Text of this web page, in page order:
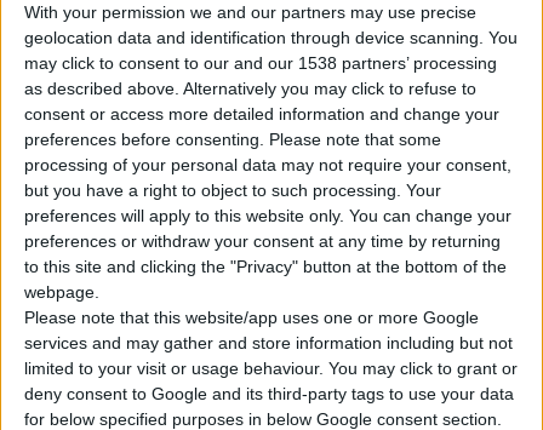
With your permission we and our partners may use precise
geolocation data and identification through device scanning. You
may click to consent to our and our 1538 partners’ processing
as described above. Alternatively you may click to refuse to
consent or access more detailed information and change your
preferences before consenting.
Please note that some
processing of your personal data may not require your consent,
but you have a right to object to such processing. Your
preferences will apply to this website only. You can change your
preferences or withdraw your consent at any time by returning
to this site and clicking the "Privacy" button at the bottom of the
webpage.
Please note that this website/app uses one or more Google
services and may gather and store information including but not
limited to your visit or usage behaviour. You may click to grant or
deny consent to Google and its third-party tags to use your data
for below specified purposes in below Google consent section.
Το εμβόλιο ενδείκνυται
για την ενεργητική
ανοσοποίηση κατά του ιού
της λοιμώδους
ηπατίτιδας Β (HBV) σε
άτομα όλων των ηλικιών
που δεν έχουν
ανοσοποιηθεί. Επίσης,
εμφανίζεται παρουσία και
της ηπατίτιδας Β,
ενδέχεται να
προλαμβάνεται με τον